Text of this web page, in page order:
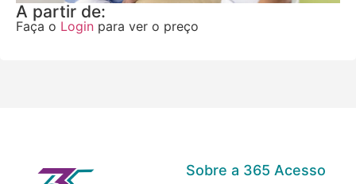
A partir de:
Faça o Login para ver o preço
Sobre a 365 Acesso